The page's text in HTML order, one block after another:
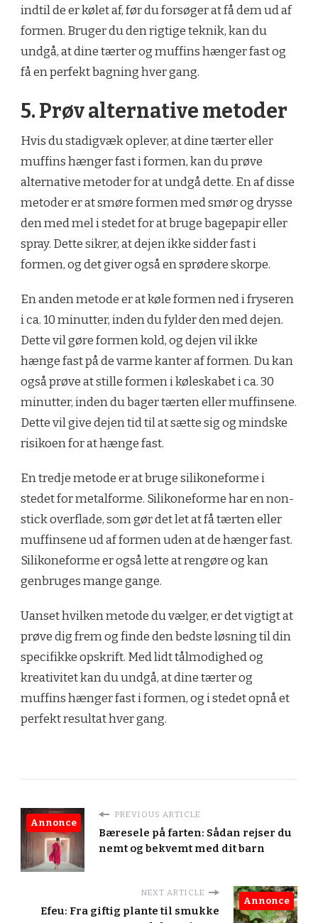
indtil de er kølet af, før du forsøger at få dem ud af
formen. Bruger du den rigtige teknik, kan du
undgå, at dine tærter og muffins hænger fast og
få en perfekt bagning hver gang.
5. Prøv alternative metoder
Hvis du stadigvæk oplever, at dine tærter eller
muffins hænger fast i formen, kan du prøve
alternative metoder for at undgå dette. En af disse
metoder er at smøre formen med smør og drysse
den med mel i stedet for at bruge bagepapir eller
spray. Dette sikrer, at dejen ikke sidder fast i
formen, og det giver også en sprødere skorpe.
En anden metode er at køle formen ned i fryseren
i ca. 10 minutter, inden du fylder den med dejen.
Dette vil gøre formen kold, og dejen vil ikke
hænge fast på de varme kanter af formen. Du kan
også prøve at stille formen i køleskabet i ca. 30
minutter, inden du bager tærten eller muffinsene.
Dette vil give dejen tid til at sætte sig og mindske
risikoen for at hænge fast.
En tredje metode er at bruge silikoneforme i
stedet for metalforme. Silikoneforme har en non-
stick overflade, som gør det let at få tærten eller
muffinsene ud af formen uden at de hænger fast.
Silikoneforme er også lette at rengøre og kan
genbruges mange gange.
Uanset hvilken metode du vælger, er det vigtigt at
prøve dig frem og finde den bedste løsning til din
specifikke opskrift. Med lidt tålmodighed og
kreativitet kan du undgå, at dine tærter og
muffins hænger fast i formen, og i stedet opnå et
perfekt resultat hver gang.
PREVIOUS ARTICLE
Bæresele på farten: Sådan rejser du
nemt og bekvemt med dit barn
Annonce
NEXT ARTICLE
Efeu: Fra giftig plante til smukke
Annonce